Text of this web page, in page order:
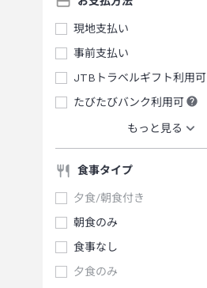
現地支払い
事前支払い
JTBトラベルギフト利用可
たびたびバンク利用可
もっと見る
食事タイプ
夕食/朝食付き
朝食のみ
食事なし
夕食のみ